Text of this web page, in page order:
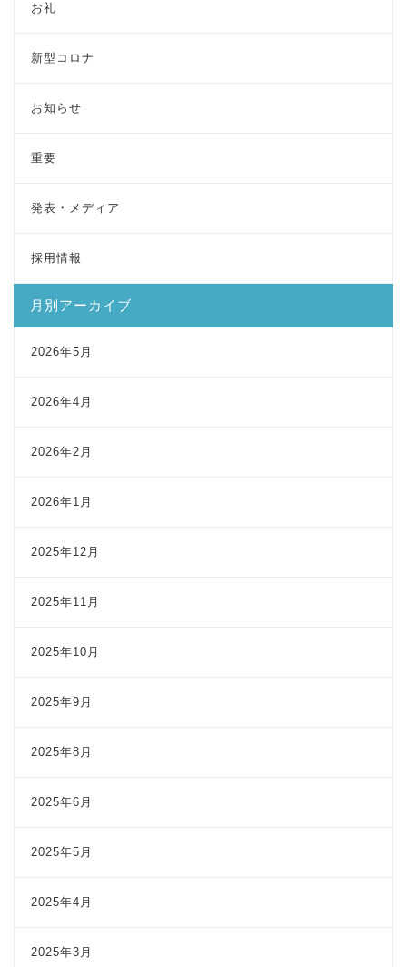
お礼
新型コロナ
お知らせ
重要
発表・メディア
採用情報
月別アーカイブ
2026年5月
2026年4月
2026年2月
2026年1月
2025年12月
2025年11月
2025年10月
2025年9月
2025年8月
2025年6月
2025年5月
2025年4月
2025年3月